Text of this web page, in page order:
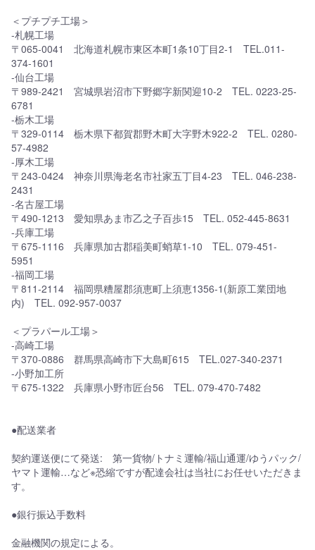
＜プチプチ工場＞
-札幌工場
〒065-0041 北海道札幌市東区本町1条10丁目2-1 TEL.011-
374-1601
-仙台工場
〒989-2421 宮城県岩沼市下野郷字新関迎10-2 TEL. 0223-25-
6781
-栃木工場
〒329-0114 栃木県下都賀郡野木町大字野木922-2 TEL. 0280-
57-4982
-厚木工場
〒243-0424 神奈川県海老名市社家五丁目4-23 TEL. 046-238-
2431
-名古屋工場
〒490-1213 愛知県あま市乙之子百歩15 TEL. 052-445-8631
-兵庫工場
〒675-1116 兵庫県加古郡稲美町蛸草1-10 TEL. 079-451-
5951
-福岡工場
〒811-2114 福岡県糟屋郡須恵町上須恵1356-1(新原工業団地
内) TEL. 092-957-0037
＜プラパール工場＞
-高崎工場
〒370-0886 群馬県高崎市下大島町615 TEL.027-340-2371
-小野加工所
〒675-1322 兵庫県小野市匠台56 TEL. 079-470-7482
●配送業者
契約運送便にて発送: 第一貨物/トナミ運輸/福山通運/ゆうパック/
ヤマト運輸…など※恐縮ですが配達会社は当社にお任せいただきま
す。
●銀行振込手数料
金融機関の規定による。